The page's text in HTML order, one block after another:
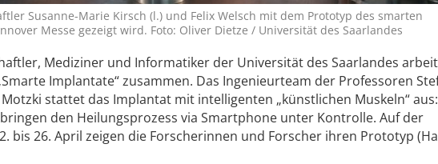
Susanne-Marie Kirsch (l.) und Felix Welsch mit dem Prototyp des smarten
Messe gezeigt wird. Foto: Oliver Dietze / Universität des Saarlandes
Mediziner und Informatiker der Universität des Saarlandes
Implantate“ zusammen. Das Ingenieurteam der Professoren
Motzki stattet das Implantat mit intelligenten „künstlichen Muskeln“ aus:
den Heilungsprozess via Smartphone unter Kontrolle. Auf der
bis 26. April zeigen die Forscherinnen und Forscher ihren Prototyp